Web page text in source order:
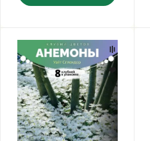
"Уайт
Сплендор"